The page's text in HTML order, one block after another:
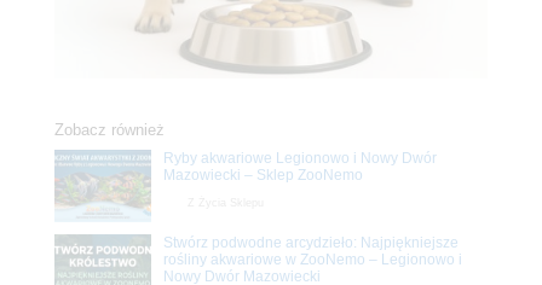
Zobacz również
Ryby akwariowe Legionowo i Nowy Dwór
Mazowiecki – Sklep ZooNemo
Stwórz podwodne arcydzieło: Najpiękniejsze
rośliny akwariowe w ZooNemo – Legionowo i
Nowy Dwór Mazowiecki